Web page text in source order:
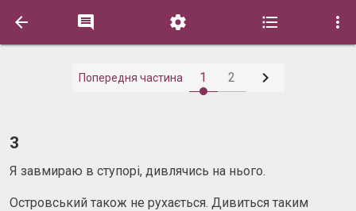
    
Попередня частина 1 2 
3
Я завмираю в ступорі, дивлячись на нього.
Островський також не рухається. Дивиться таким